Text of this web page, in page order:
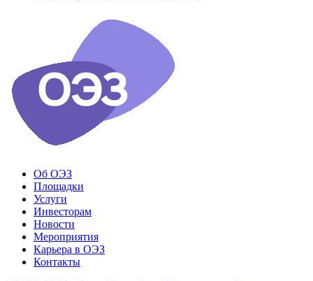
Об ОЭЗ
Площадки
Услуги
Инвесторам
Новости
Мероприятия
Карьера в ОЭЗ
Контакты